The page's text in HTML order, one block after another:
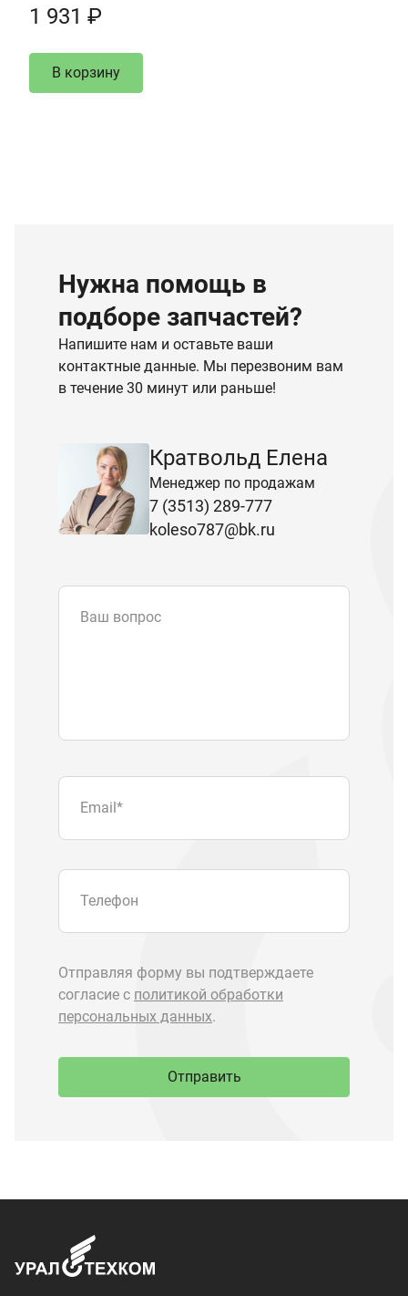
1 931 ₽
В корзину
Нужна помощь в
подборе запчастей?
Напишите нам и оставьте ваши
контактные данные. Мы перезвоним вам
в течение 30 минут или раньше!
Кратвольд Елена
Менеджер по продажам
7 (3513) 289-777
koleso787@bk.ru
Ваш вопрос
Запчасти Урал
Запчасти Камаз
Спецпредложения
Доставка и оплата